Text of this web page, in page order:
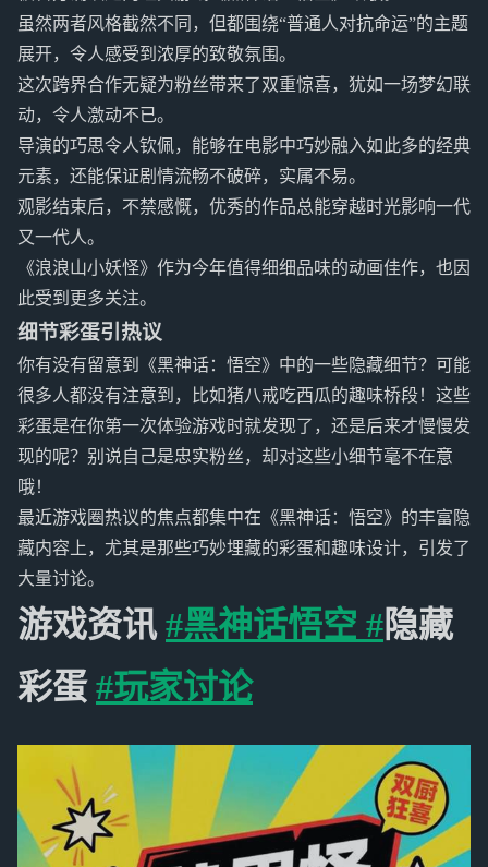
虽然两者风格截然不同，但都围绕“普通人对抗命运”的主题
展开，令人感受到浓厚的致敬氛围。
这次跨界合作无疑为粉丝带来了双重惊喜，犹如一场梦幻联
动，令人激动不已。
导演的巧思令人钦佩，能够在电影中巧妙融入如此多的经典
元素，还能保证剧情流畅不破碎，实属不易。
观影结束后，不禁感慨，优秀的作品总能穿越时光影响一代
又一代人。
《浪浪山小妖怪》作为今年值得细细品味的动画佳作，也因
此受到更多关注。
细节彩蛋引热议
你有没有留意到《黑神话：悟空》中的一些隐藏细节？可能
很多人都没有注意到，比如猪八戒吃西瓜的趣味桥段！这些
彩蛋是在你第一次体验游戏时就发现了，还是后来才慢慢发
现的呢？别说自己是忠实粉丝，却对这些小细节毫不在意
哦！
最近游戏圈热议的焦点都集中在《黑神话：悟空》的丰富隐
藏内容上，尤其是那些巧妙埋藏的彩蛋和趣味设计，引发了
大量讨论。
游戏资讯#黑神话悟空 #隐藏
彩蛋#玩家讨论